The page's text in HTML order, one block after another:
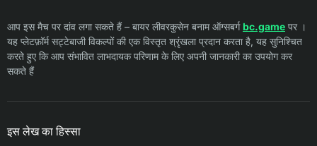
आप इस मैच पर दांव लगा सकते हैं – बायर लीवरकुसेन बनाम ऑग्सबर्गbc.game पर ।
यह प्लेटफ़ॉर्म सट्टेबाजी विकल्पों की एक विस्तृत श्रृंखला प्रदान करता है, यह सुनिश्चित
करते हुए कि आप संभावित लाभदायक परिणाम के लिए अपनी जानकारी का उपयोग कर
सकते हैं
इस लेख का हिस्सा